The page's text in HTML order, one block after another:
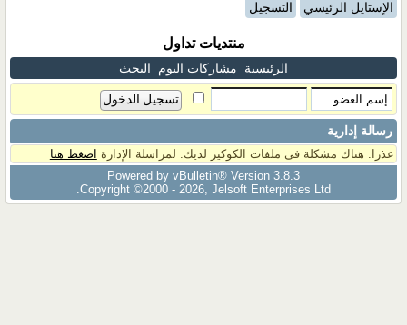
الإستايل الرئيسي التسجيل
منتديات تداول
الرئيسية مشاركات اليوم البحث
رسالة إدارية
عذرا. هناك مشكلة فى ملفات الكوكيز لديك. لمراسلة الإدارة اضغط هنا
Powered by vBulletin® Version 3.8.3
Copyright ©2000 - 2026, Jelsoft Enterprises Ltd.